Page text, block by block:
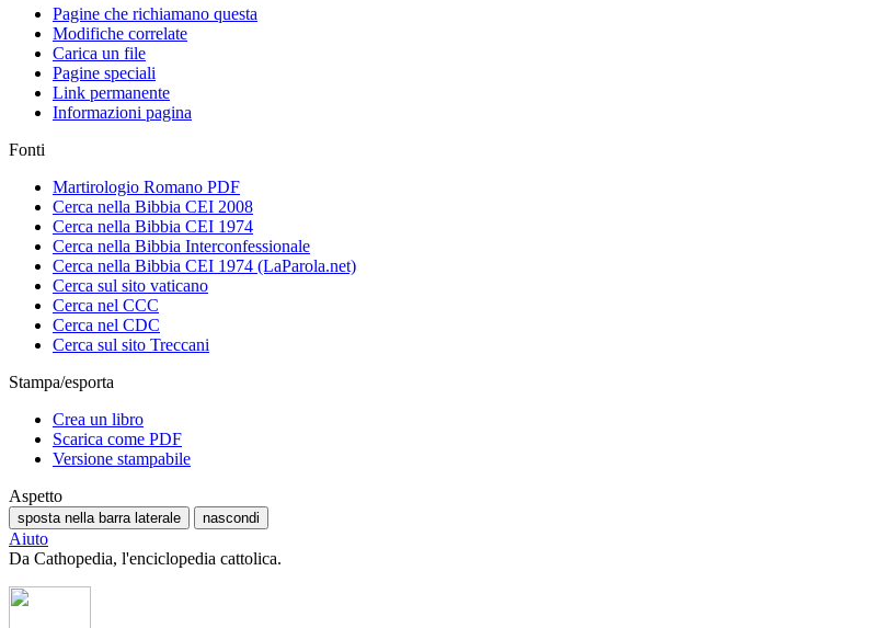
Pagine che richiamano questa
Modifiche correlate
Carica un file
Pagine speciali
Link permanente
Informazioni pagina
Fonti
Martirologio Romano PDF
Cerca nella Bibbia CEI 2008
Cerca nella Bibbia CEI 1974
Cerca nella Bibbia Interconfessionale
Cerca nella Bibbia CEI 1974 (LaParola.net)
Cerca sul sito vaticano
Cerca nel CCC
Cerca nel CDC
Cerca sul sito Treccani
Stampa/esporta
Crea un libro
Scarica come PDF
Versione stampabile
Aspetto
sposta nella barra laterale nascondi
Aiuto
Da Cathopedia, l'enciclopedia cattolica.